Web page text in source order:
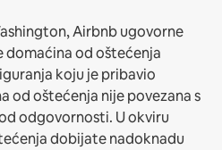
Airbnb ugovorne
domaćina od oštećenja
koju je pribavio
od oštećenja nije povezana s
odgovornosti. U okviru
dobijate nadoknadu